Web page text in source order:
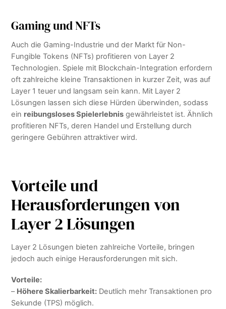
Gaming und NFTs
Auch die Gaming-Industrie und der Markt für Non-
Fungible Tokens (NFTs) profitieren von Layer 2
Technologien. Spiele mit Blockchain-Integration erfordern
oft zahlreiche kleine Transaktionen in kurzer Zeit, was auf
Layer 1 teuer und langsam sein kann. Mit Layer 2
Lösungen lassen sich diese Hürden überwinden, sodass
ein reibungsloses Spielerlebnis gewährleistet ist. Ähnlich
profitieren NFTs, deren Handel und Erstellung durch
geringere Gebühren attraktiver wird.
Vorteile und
Herausforderungen von
Layer 2 Lösungen
Layer 2 Lösungen bieten zahlreiche Vorteile, bringen
jedoch auch einige Herausforderungen mit sich.
Vorteile:
– Höhere Skalierbarkeit: Deutlich mehr Transaktionen pro
Sekunde (TPS) möglich.